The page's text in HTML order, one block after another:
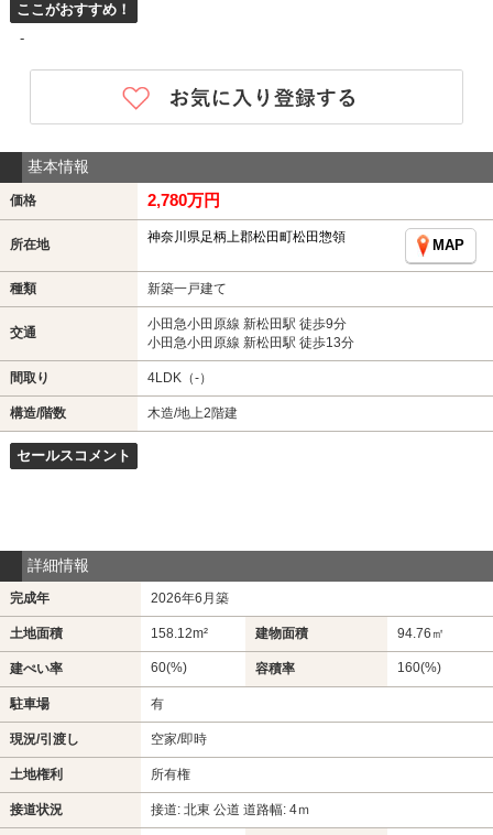
ここがおすすめ！
-
基本情報
価格 2,780万円
所在地 神奈川県足柄上郡松田町松田惣領
MAP
種類 新築一戸建て
交通
小田急小田原線 新松田駅 徒歩9分
小田急小田原線 新松田駅 徒歩13分
間取り 4LDK（-）
構造/階数 木造/地上2階建
セールスコメント
詳細情報
完成年 2026年6月築
土地面積 158.12m² 建物面積 94.76㎡
建ぺい率 60(%) 容積率 160(%)
駐車場 有
現況/引渡し 空家/即時
土地権利 所有権
接道状況 接道: 北東 公道 道路幅: 4ｍ